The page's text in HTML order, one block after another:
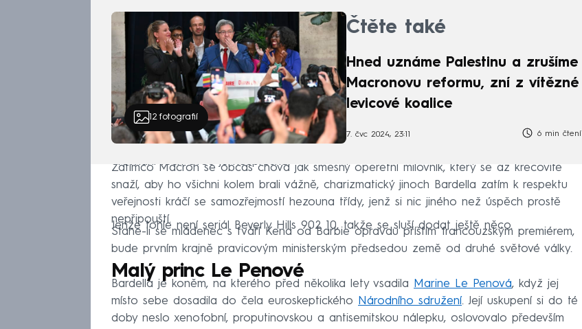
12fotografií
Čtěte také
Hned uznáme Palestinu a zrušíme
Macronovu reformu, zní z vítězné
levicové koalice
7. čvc 2024, 23:11 6 min čtení
Srovnání těch dvou je neúprosné.
Zatímco Macron se občas chová jak směšný operetní milovník, který se až křečovitě
snaží, aby ho všichni kolem brali vážně, charizmatický jinoch Bardella zatím k respektu
veřejnosti kráčí se samozřejmostí hezouna třídy, jenž si nic jiného než úspěch prostě
nepřipouští.
Jenže tohle není seriál Beverly Hills 902 10, takže se sluší dodat ještě něco.
Stane-li se mládenec s tváří Kena od Barbie opravdu příštím francouzským premiérem,
bude prvním krajně pravicovým ministerským předsedou země od druhé světové války.
Malý princ Le Penové
Bardella je koněm, na kterého před několika lety vsadila Marine Le Penová, když jej
místo sebe dosadila do čela euroskeptického
Národního sdružení. Její uskupení si do té
doby neslo xenofobní, proputinovskou a antisemitskou nálepku, oslovovalo především